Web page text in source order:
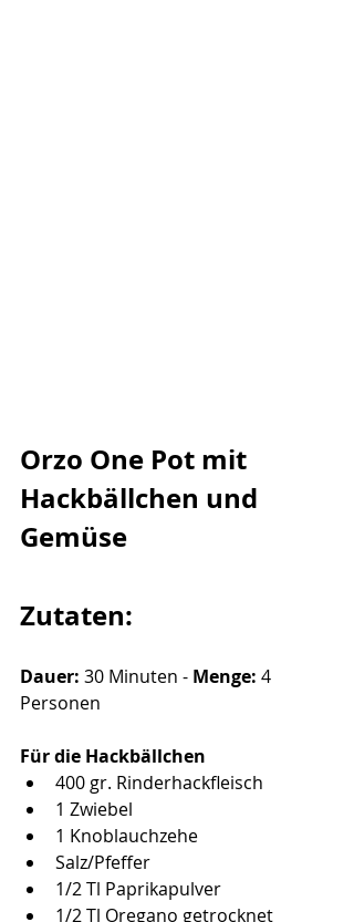
Orzo One Pot mit
Hackbällchen und
Gemüse
Zutaten:
Dauer: 30 Minuten - Menge: 4
Personen
Für die Hackbällchen
400 gr. Rinderhackfleisch
1 Zwiebel
1 Knoblauchzehe
Salz/Pfeffer
1/2 Tl Paprikapulver
1/2 Tl Oregano getrocknet